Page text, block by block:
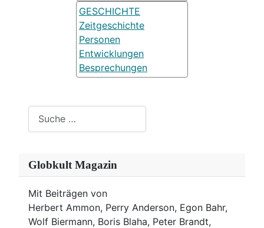
GESCHICHTE
Zeitgeschichte
Personen
Entwicklungen
Besprechungen
Globkult Magazin
Mit Beiträgen von
Herbert Ammon, Perry Anderson, Egon Bahr,
Wolf Biermann, Boris Blaha, Peter Brandt,